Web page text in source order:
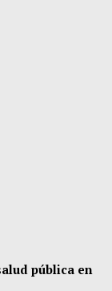
pública en